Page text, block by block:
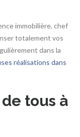
immobilière, chef
totalement vos
dans la
réalisations dans
tous à